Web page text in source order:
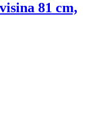
81 cm,